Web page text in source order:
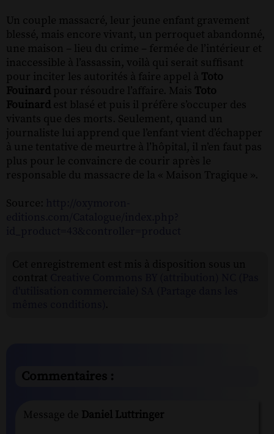
Un couple massacré, leur jeune enfant gravement
blessé, mais encore vivant, un perroquet abandonné,
une maison – lieu du crime – fermée de l’intérieur et
inaccessible à l’assassin, voilà qui serait suffisant
pour inciter les autorités à faire appel à Toto
Fouinard pour résoudre l’affaire. Mais Toto
Fouinard est blasé et puis il préfère s’occuper des
vivants que des morts. Seulement, quand un
journaliste lui apprend que l’enfant vient d’échapper
à une tentative de meurtre à l’hôpital, il n’en faut pas
plus pour le convaincre de courir après le
responsable du massacre de la « Maison Tragique ».
Source:
Commentaires :
Message de Daniel Luttringer